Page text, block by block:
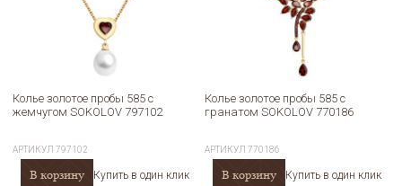
Колье золотое пробы 585 с
жемчугом SOKOLOV 797102
АРТИКУЛ797102
В корзину Купить в один клик
Колье золотое пробы 585 с
гранатом SOKOLOV 770186
АРТИКУЛ770186
В корзину Купить в один клик